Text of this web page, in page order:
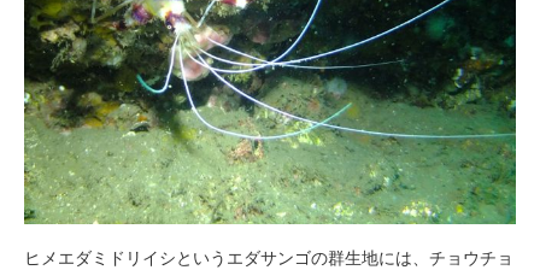
ヒメエダミドリイシというエダサンゴの群生地には、チョウチョ